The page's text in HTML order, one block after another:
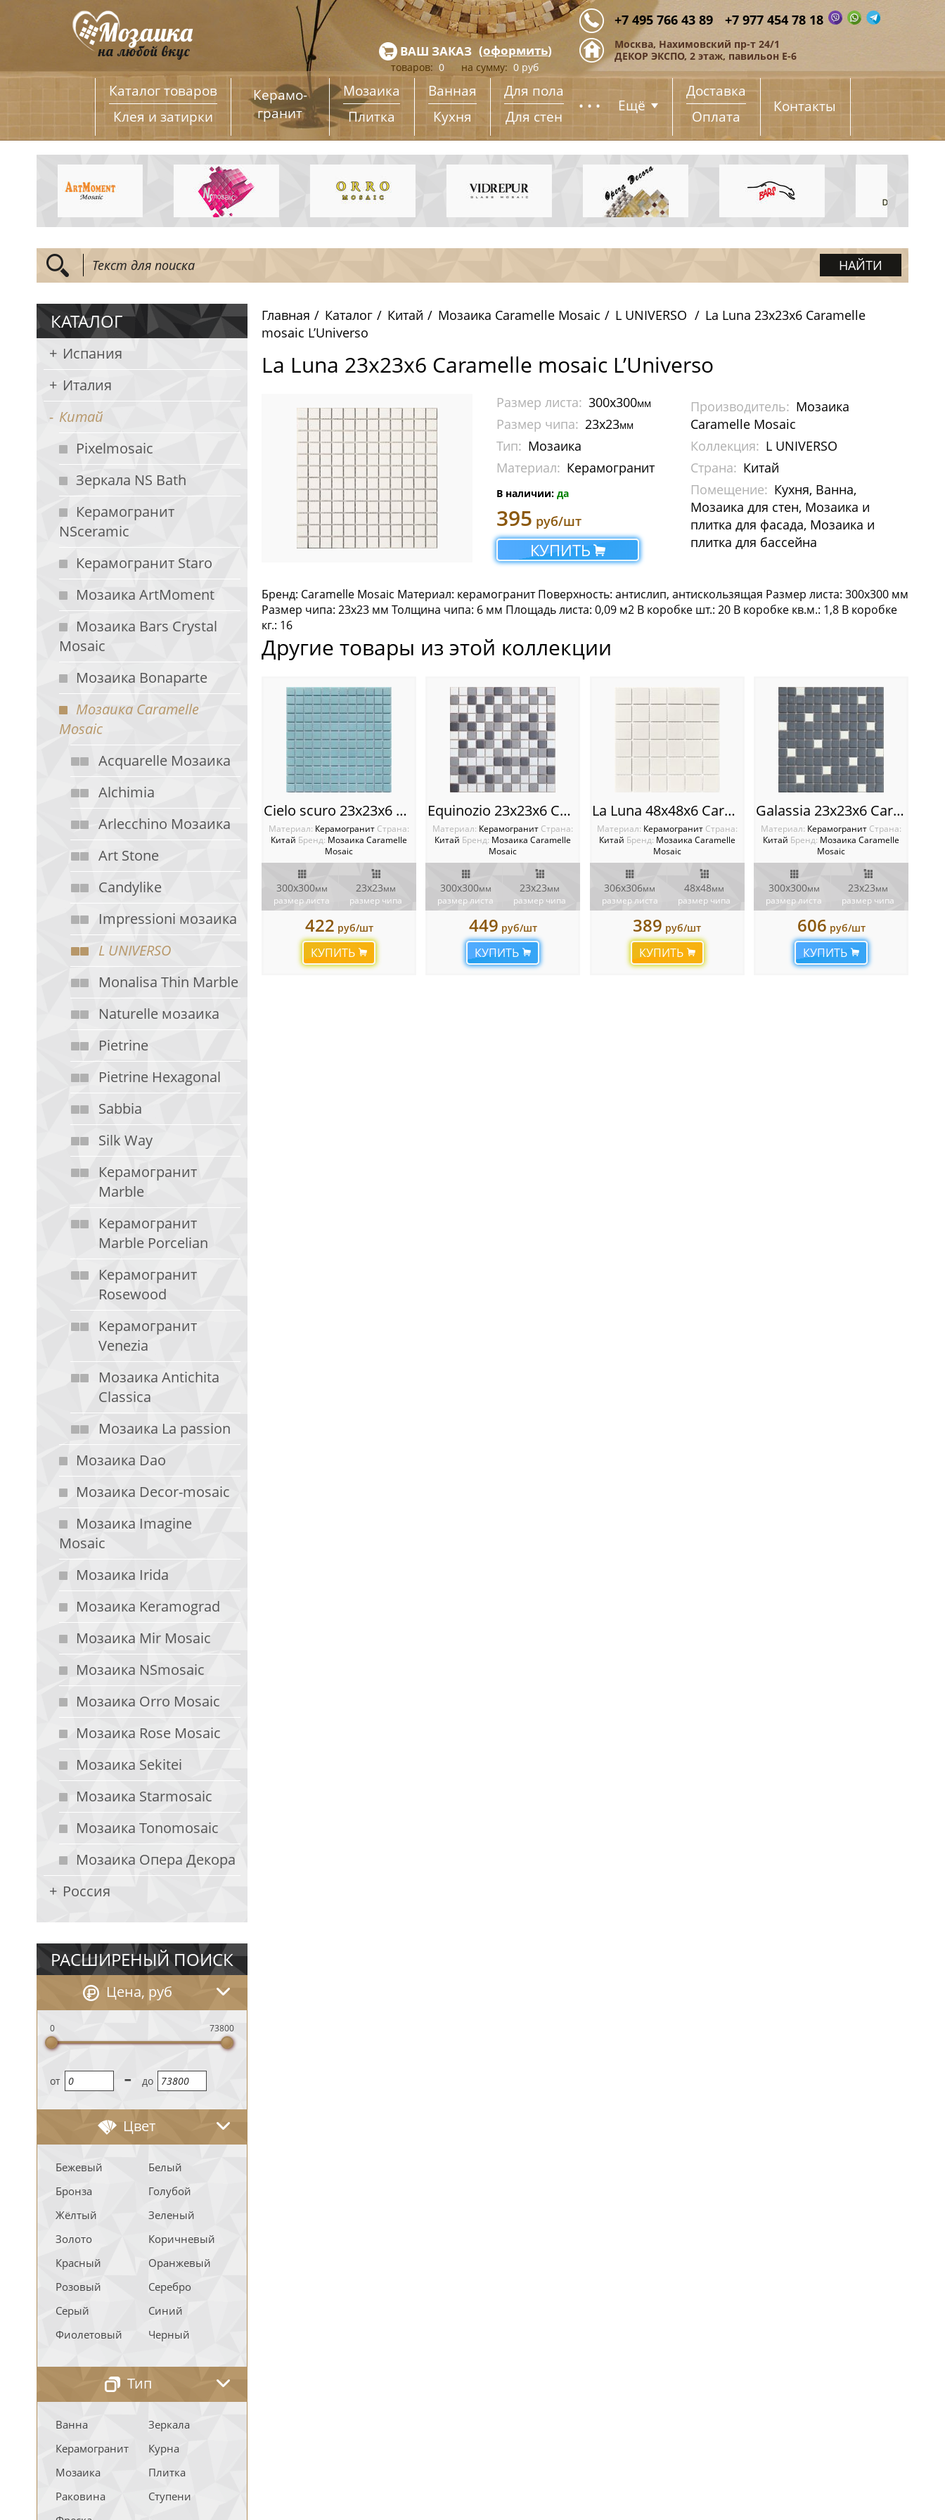
+7 495 766 43 89 +7 977 454 78 18
Москва, Нахимовский пр-т 24/1
ДЕКОР ЭКСПО, 2 этаж, павильон Е-6
ВАШ ЗАКАЗ (оформить)
товаров: 0 на сумму: 0 руб
Каталог товаров
Клея и затирки
Керамо­
гранит
Мозаика
Плитка
Ванная
Кухня
Для пола
Для стен
... Ещё
Доставка
Оплата
Контакты
КАТАЛОГ
Испания
Италия
Китай
Pixelmosaic
Зеркала NS Bath
Керамогранит
NSceramic
Керамогранит Staro
Мозаика ArtMoment
Мозаика Bars Crystal
Mosaic
Мозаика Bonaparte
Мозаика Caramelle
Mosaic
Acquarelle Мозаика
Alchimia
Arlecchino Мозаика
Art Stone
Candylike
Impressioni мозаика
L UNIVERSO
Monalisa Thin Marble
Naturelle мозаика
Pietrine
Pietrine Hexagonal
Sabbia
Silk Way
Керамогранит
Marble
Керамогранит
Marble Porcelian
Керамогранит
Rosewood
Керамогранит
Venezia
Мозаика Antichita
Classica
Мозаика La passion
Мозаика Dao
Мозаика Decor-mosaic
Мозаика Imagine
Mosaic
Мозаика Irida
Мозаика Keramograd
Мозаика Mir Mosaic
Мозаика NSmosaic
Мозаика Orro Mosaic
Мозаика Rose Mosaic
Мозаика Sekitei
Мозаика Starmosaic
Мозаика Tonomosaic
Мозаика Опера Декора
Россия
РАСШИРЕНЫЙ ПОИСК
Цена, руб
0 73800
oт - до
Цвет
Бежевый
Белый
Бронза
Голубой
Жёлтый
Зеленый
Золото
Коричневый
Красный
Оранжевый
Розовый
Серебро
Серый
Синий
Фиолетовый
Черный
Тип
Ванна
Зеркала
Керамогранит
Курна
Мозаика
Плитка
Раковина
Ступени
Главная Каталог Китай Мозаика Caramelle Mosaic L UNIVERSO
La Luna 23х23х6 Caramelle
mosaic L’Universo
La Luna 23х23х6 Caramelle mosaic L’Universo
Производитель: Мозаика
Caramelle Mosaic
Коллекция: L UNIVERSO
Страна: Китай
Помещение: Кухня, Ванна,
Мозаика для стен, Мозаика и
плитка для фасада, Мозаика и
плитка для бассейна
Размер листа: 300x300мм
Размер чипа: 23x23мм
Тип: Мозаика
Материал: Керамогранит
В наличии: да
395 руб/шт
КУПИТЬ
Бренд: Caramelle Mosaic Материал: керамогранит Поверхность: антислип, антискользящая Размер листа: 300х300 мм
Размер чипа: 23х23 мм Толщина чипа: 6 мм Площадь листа: 0,09 м2 В коробке шт.: 20 В коробке кв.м.: 1,8 В коробке
кг.: 16
Другие товары из этой коллекции
Cielo scuro 23х23х6 Caramelle mosaic L’Universo
Материал: Керамогранит Cтрана:
Китай Бренд: Мозаика Caramelle
Mosaic
300x300мм
размер листа
23x23мм
размер чипа
422 руб/шт
КУПИТЬ
Equinozio 23х23х6 Caramelle mosaic L’Universo
Материал: Керамогранит Cтрана:
Китай Бренд: Мозаика Caramelle
Mosaic
300x300мм
размер листа
23x23мм
размер чипа
449 руб/шт
КУПИТЬ
La Luna 48х48х6 Caramelle mosaic L’Universo
Материал: Керамогранит Cтрана:
Китай Бренд: Мозаика Caramelle
Mosaic
306х306мм
размер листа
48х48мм
размер чипа
389 руб/шт
КУПИТЬ
Galassia 23х23х6 Caramelle mosaic L’Universo
Материал: Керамогранит Cтрана:
Китай Бренд: Мозаика Caramelle
Mosaic
300x300мм
размер листа
23x23мм
размер чипа
606 руб/шт
КУПИТЬ